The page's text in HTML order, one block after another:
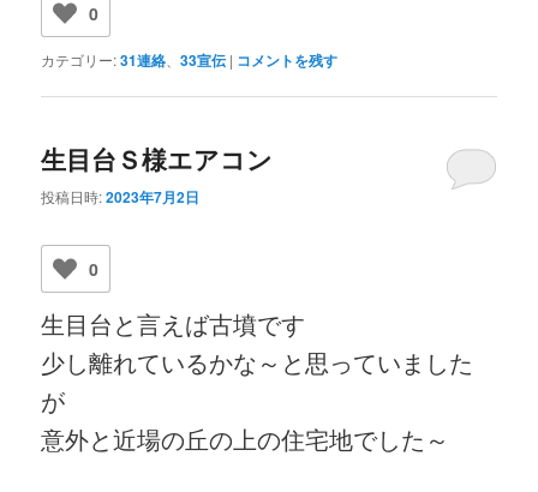
0
カテゴリー:31連絡 、33宣伝 | コメントを残す
生目台Ｓ様エアコン
投稿日時:2023年7月2日
0
生目台と言えば古墳です
少し離れているかな～と思っていました
が
意外と近場の丘の上の住宅地でした～